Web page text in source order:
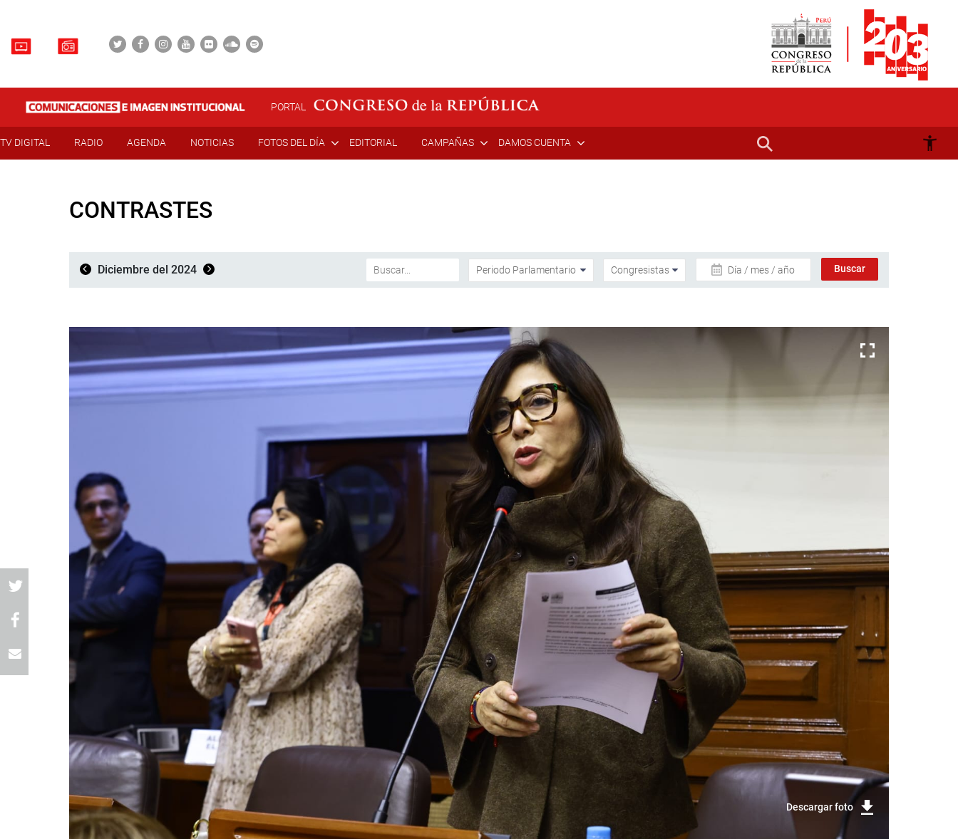
PORTAL
TV DIGITAL RADIO AGENDA NOTICIAS FOTOS DEL DÍA EDITORIAL CAMPAÑAS DAMOS CUENTA
CONTRASTES
Diciembre del 2024 Día / mes / año
Descargar foto